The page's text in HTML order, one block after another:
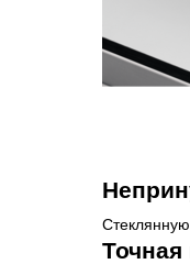
Точная